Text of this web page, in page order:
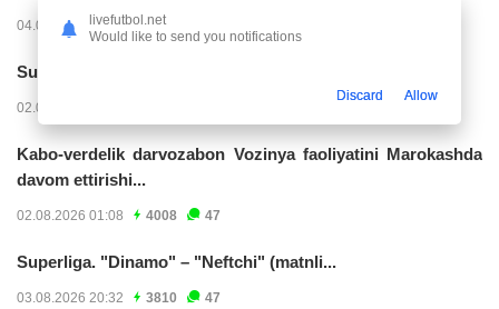
04.08.2026 02:11 14307
Superliga. “Buxoro” - “Lokomotiv”...
02.08.2026 03:08
Kabo-verdelik darvozabon Vozinya faoliyatini Marokashda
davom ettirishi...
02.08.2026 01:08 4008 47
Superliga. "Dinamo" – "Neftchi" (matnli...
03.08.2026 20:32 3810 47
livefutbol.net
Would like to send you notifications
Discard Allow